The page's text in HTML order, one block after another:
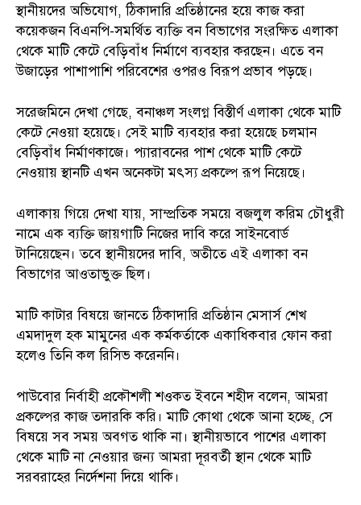
স্থানীয়দের অভিযোগ, ঠিকাদারি প্রতিষ্ঠানের হয়ে কাজ করা
কয়েকজন বিএনপি-সমর্থিত ব্যক্তি বন বিভাগের সংরক্ষিত এলাকা
থেকে মাটি কেটে বেড়িবাঁধ নির্মাণে ব্যবহার করছেন। এতে বন
উজাড়ের পাশাপাশি পরিবেশের ওপরও বিরূপ প্রভাব পড়ছে।
সরেজমিনে দেখা গেছে, বনাঞ্চল সংলগ্ন বিস্তীর্ণ এলাকা থেকে মাটি
কেটে নেওয়া হয়েছে। সেই মাটি ব্যবহার করা হয়েছে চলমান
বেড়িবাঁধ নির্মাণকাজে। প্যারাবনের পাশ থেকে মাটি কেটে
নেওয়ায় স্থানটি এখন অনেকটা মৎস্য প্রকল্পে রূপ নিয়েছে।
এলাকায় গিয়ে দেখা যায়, সাম্প্রতিক সময়ে বজলুল করিম চৌধুরী
নামে এক ব্যক্তি জায়গাটি নিজের দাবি করে সাইনবোর্ড
টানিয়েছেন। তবে স্থানীয়দের দাবি, অতীতে এই এলাকা বন
বিভাগের আওতাভুক্ত ছিল।
মাটি কাটার বিষয়ে জানতে ঠিকাদারি প্রতিষ্ঠান মেসার্স শেখ
এমদাদুল হক মামুনের এক কর্মকর্তাকে একাধিকবার ফোন করা
হলেও তিনি কল রিসিভ করেননি।
পাউবোর নির্বাহী প্রকৌশলী শওকত ইবনে শহীদ বলেন, আমরা
প্রকল্পের কাজ তদারকি করি। মাটি কোথা থেকে আনা হচ্ছে, সে
বিষয়ে সব সময় অবগত থাকি না। স্থানীয়ভাবে পাশের এলাকা
থেকে মাটি না নেওয়ার জন্য আমরা দূরবর্তী স্থান থেকে মাটি
সরবরাহের নির্দেশনা দিয়ে থাকি।